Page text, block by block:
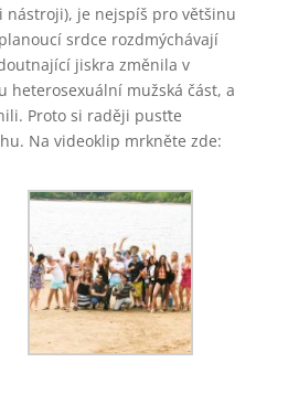
je nejspíš pro většinu
srdce rozdmýchávají
jiskra změnila v
heterosexuální mužská část, a
Proto si raději pusťte
Na videoklip mrkněte zde: